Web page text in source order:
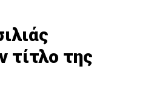
τίτλο της